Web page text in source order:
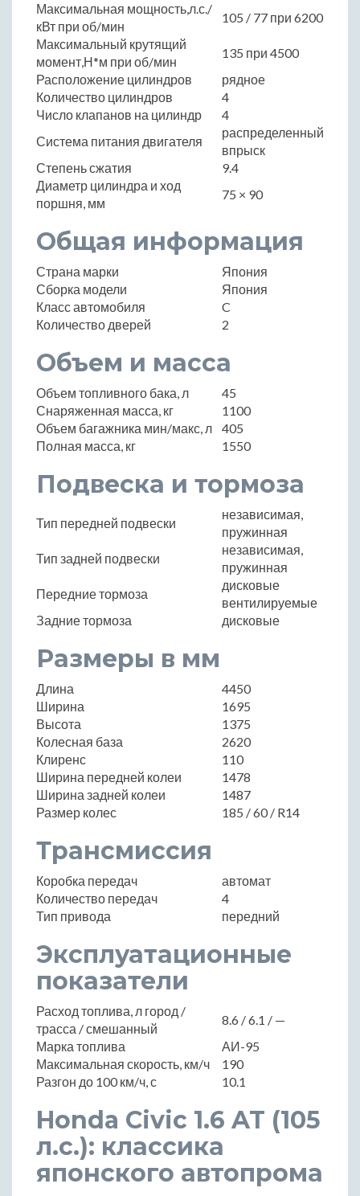
Максимальная мощность,л.с./
кВт при об/мин
105 / 77 при 6200
Максимальный крутящий
момент,Н*м при об/мин
135 при 4500
Расположение цилиндров
рядное
Количество цилиндров
4
Число клапанов на цилиндр
4
Система питания двигателя
распределенный
впрыск
Степень сжатия
9.4
Диаметр цилиндра и ход
поршня, мм
75 × 90
Общая информация
Страна марки
Япония
Сборка модели
Япония
Класс автомобиля
C
Количество дверей
2
Объем и масса
Объем топливного бака, л
45
Снаряженная масса, кг
1100
Объем багажника мин/макс, л
405
Полная масса, кг
1550
Подвеска и тормоза
Тип передней подвески
независимая,
пружинная
Тип задней подвески
независимая,
пружинная
Передние тормоза
дисковые
вентилируемые
Задние тормоза
дисковые
Размеры в мм
Длина
4450
Ширина
1695
Высота
1375
Колесная база
2620
Клиренс
110
Ширина передней колеи
1478
Ширина задней колеи
1487
Размер колес
185 / 60 / R14
Трансмиссия
Коробка передач
автомат
Количество передач
4
Тип привода
передний
Эксплуатационные
показатели
Расход топлива, л город /
трасса / смешанный
8.6 / 6.1 / —
Марка топлива
АИ-95
Максимальная скорость, км/ч
190
Разгон до 100 км/ч, с
10.1
Honda Civic 1.6 AT (105
л.с.): классика
японского автопрома